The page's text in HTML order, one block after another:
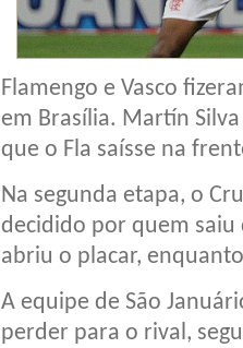
Flamengo e Vasco
em Brasília. Martín
que o Fla saísse na
Na segunda etapa, o
decidido por quem saiu
abriu o placar,
A equipe de São
perder para o rival,